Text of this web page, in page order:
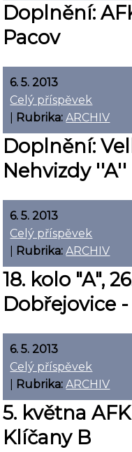
Doplnění:
Pacov
6. 5. 2013
Celý příspěvek
Rubrika: ARCHIV
Doplnění:
Nehvizdy ''A''
6. 5. 2013
Celý příspěvek
Rubrika: ARCHIV
18. kolo "A",
Dobřejovice
6. 5. 2013
Celý příspěvek
Rubrika: ARCHIV
5. května
Klíčany B